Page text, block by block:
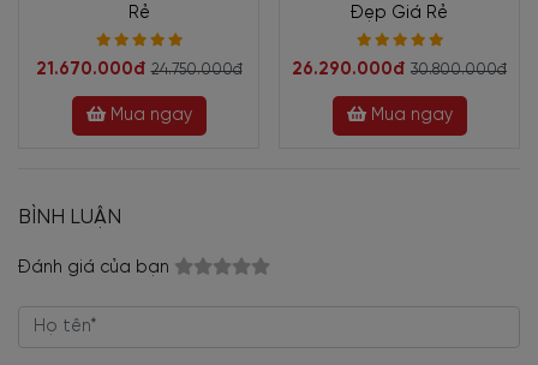
Rẻ
21.670.000đ 24.750.000đ
Mua ngay
Đẹp Giá Rẻ
26.290.000đ 30.800.000đ
Mua ngay
BÌNH LUẬN
Đánh giá của bạn